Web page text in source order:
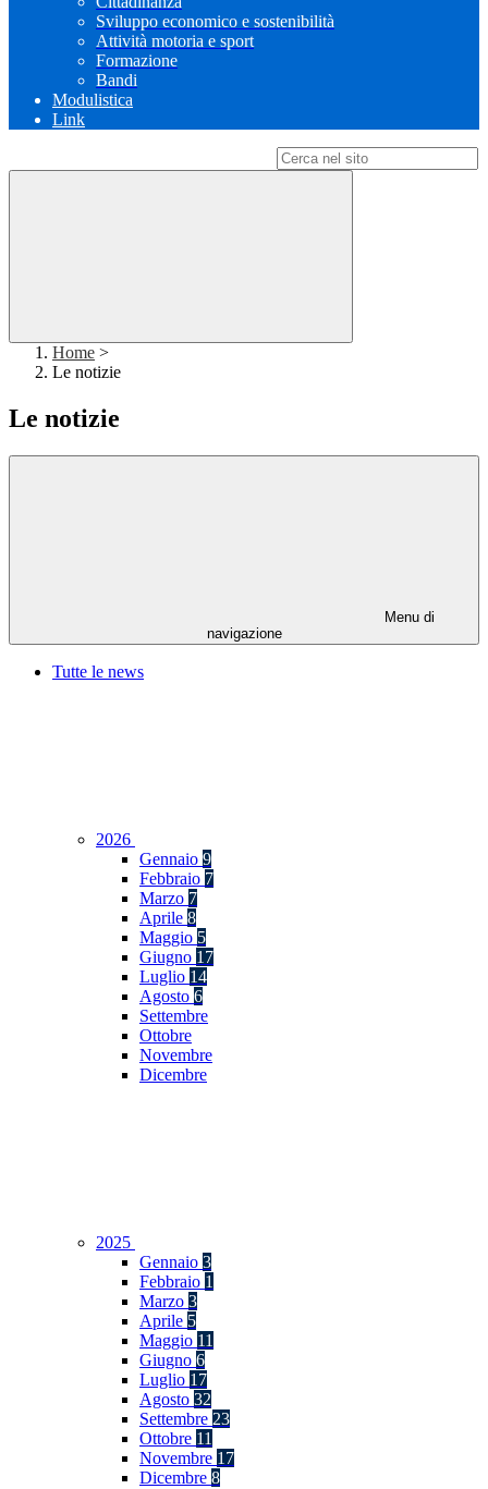
Sviluppo economico e sostenibilità
Attività motoria e sport
Formazione
Bandi
Modulistica
Link
Home >
Le notizie
Le notizie
Menu di
navigazione
Tutte le news
2026
Gennaio 9
Febbraio 7
Marzo 7
Aprile 8
Maggio 5
Giugno 17
Luglio 14
Agosto 6
Settembre
Ottobre
Novembre
Dicembre
2025
Gennaio 3
Febbraio 1
Marzo 3
Aprile 5
Maggio 11
Giugno 6
Luglio 17
Agosto 32
Settembre 23
Ottobre 11
Novembre 17
Dicembre 8